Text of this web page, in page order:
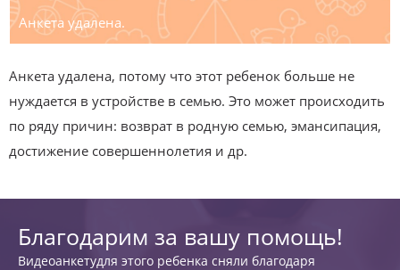
Анкета удалена.
Анкета удалена, потому что этот ребенок больше не
нуждается в устройстве в семью. Это может происходить
по ряду причин: возврат в родную семью, эмансипация,
достижение совершеннолетия и др.
Благодарим за вашу помощь!
Видеоанкетудля этого ребенка сняли благодаря